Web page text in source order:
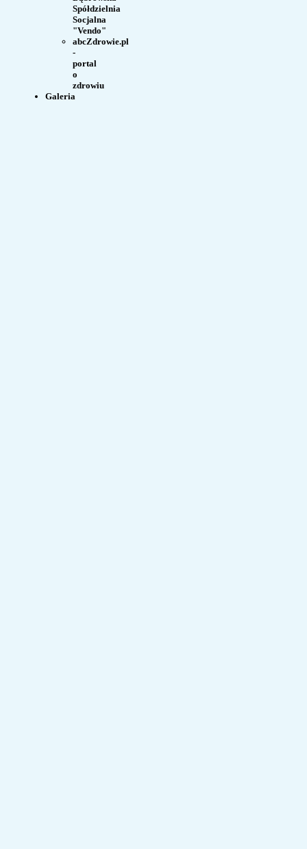
Spółdzielnia
Socjalna
"Vendo"
abcZdrowie.pl
-
portal
o
zdrowiu
Galeria